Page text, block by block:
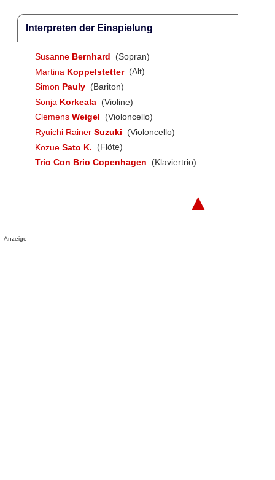
Interpreten der Einspielung
Susanne Bernhard
(Sopran)
Martina Koppelstetter (Alt)
Simon Pauly (Bariton)
Sonja Korkeala (Violine)
Clemens Weigel
(Violoncello)
Ryuichi Rainer Suzuki
(Violoncello)
Kozue Sato K.
(Flöte)
Trio Con Brio Copenhagen
(Klaviertrio)
▲
Anzeige